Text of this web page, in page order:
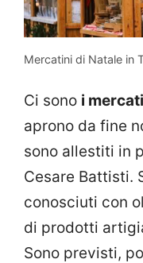
Mercatini di Natale in
Ci sono i
aprono da fine
sono allestiti in
Cesare Battisti.
conosciuti con
di prodotti
Sono previsti,